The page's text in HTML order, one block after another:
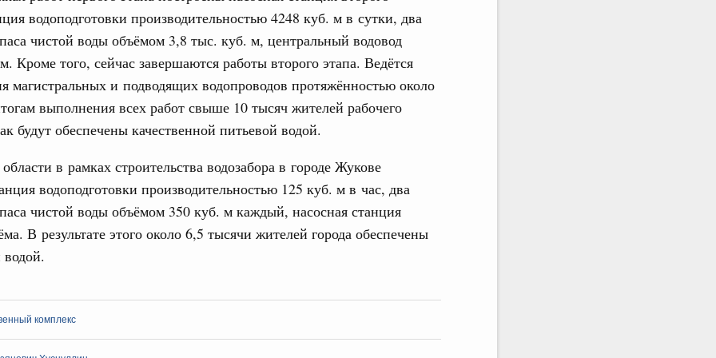
водоподготовки производительностью 4248 куб. м в сутки, два
чистой воды объёмом 3,8 тыс. куб. м, центральный водовод
Кроме того, сейчас завершаются работы второго этапа. Ведётся
магистральных и подводящих водопроводов протяжённостью около
выполнения всех работ свыше 10 тысяч жителей рабочего
будут обеспечены качественной питьевой водой.
в рамках строительства водозабора в городе Жукове
водоподготовки производительностью 125 куб. м в час, два
чистой воды объёмом 350 куб. м каждый, насосная станция
В результате этого около 6,5 тысячи жителей города обеспечены
водой.
комплекс
Спортивных игр ВЭФ-2026
еще